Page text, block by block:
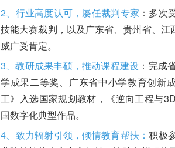
2、行业高度认可，屡任裁判专家 ：多次
技能大赛裁判，以及广东省、贵州省、
威广受肯定。
3、教研成果丰硕，推动课程建设 ：完成
学成果二等奖、广东省中小学教育创新
工》入选国家规划教材，《逆向工程与
国数字化典型作品。
4、致力辐射引领，倾情教育帮扶：积极